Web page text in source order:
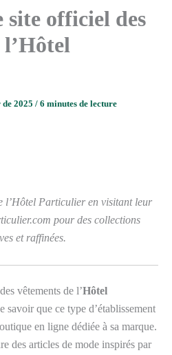
officiel des
l’Hôtel
2025 / 6 minutes de lecture
l’Hôtel Particulier en visitant leur
pour des collections
et raffinées.
vêtements de l’Hôtel
savoir que ce type d’établissement
en ligne dédiée à sa marque.
des articles de mode inspirés par